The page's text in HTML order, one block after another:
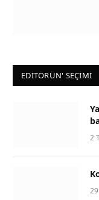
EDİTÖRÜN' SEÇİMİ
2